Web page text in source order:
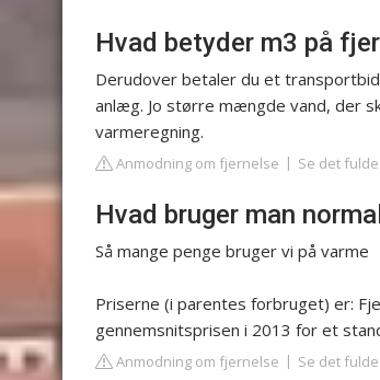
Hvad betyder m3 på
Derudover betaler du et
anlæg. Jo større mængde vand, der
varmeregning.
Anmodning om fjernelse Se det
Hvad bruger man
Så mange penge bruger vi på varme
Priserne (i parentes forbruget) er:
gennemsnitsprisen i 2013 for et
Anmodning om fjernelse Se det